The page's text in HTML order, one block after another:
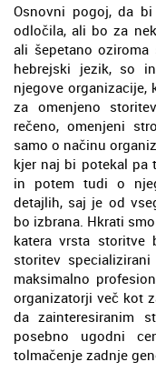
Osnovni pogoj, da
odločila, ali bo za
ali šepetano
hebrejski jezik, so
njegove organizacije,
za omenjeno
rečeno, omenjeni
samo o načinu
kjer naj bi potekal pa
in potem tudi o
detajlih, saj je od
bo izbrana. Hkrati
katera vrsta storitve
storitev
maksimalno
organizatorji več kot
da zainteresiranim
posebno ugodni
tolmačenje zadnje